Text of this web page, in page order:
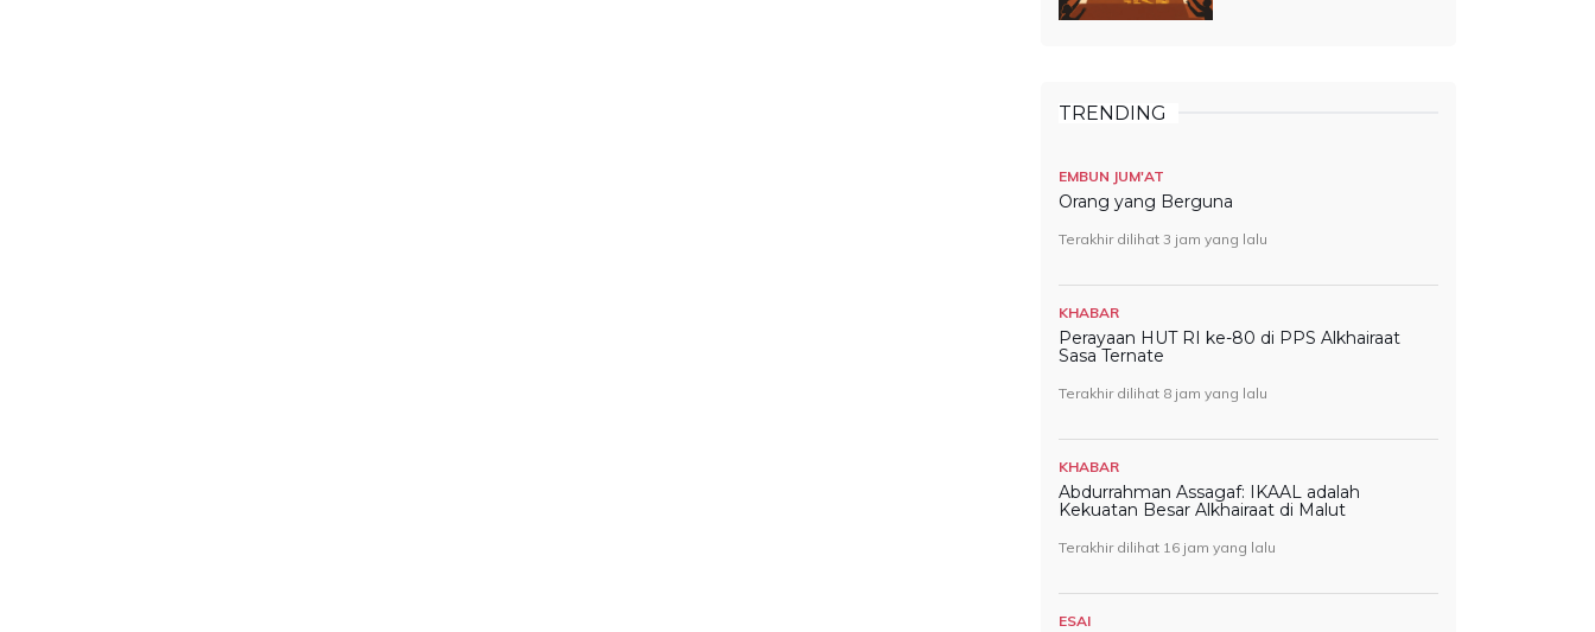
TRENDING
EMBUN JUM'AT
Orang yang Berguna
Terakhir dilihat 3 jam yang lalu
KHABAR
Perayaan HUT RI ke-80 di PPS Alkhairaat
Sasa Ternate
Terakhir dilihat 8 jam yang lalu
KHABAR
Abdurrahman Assagaf: IKAAL adalah
Kekuatan Besar Alkhairaat di Malut
Terakhir dilihat 16 jam yang lalu
ESAI